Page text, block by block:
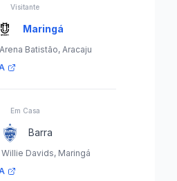
Visitante
Maringá
Arena Batistão, Aracaju
Em Casa
Barra
Willie Davids, Maringá